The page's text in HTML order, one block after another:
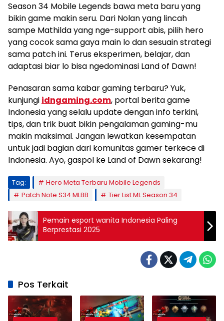
Season 34 Mobile Legends bawa meta baru yang
bikin game makin seru. Dari Nolan yang lincah
sampe Mathilda yang nge-support abis, pilih hero
yang cocok sama gaya main lo dan sesuain strategi
sama patch ini. Terus eksperimen, belajar, dan
adaptasi biar lo bisa ngedominasi Land of Dawn!
Penasaran sama kabar gaming terbaru? Yuk,
kunjungi idngaming.com, portal berita game
Indonesia yang selalu update dengan info terkini,
tips, dan trik buat bikin pengalaman gaming-mu
makin maksimal. Jangan lewatkan kesempatan
untuk jadi bagian dari komunitas gamer terkece di
Indonesia. Ayo, gaspol ke Land of Dawn sekarang!
Tag:
Hero Meta Terbaru Mobile Legends
Patch Note S34 MLBB
Tier List ML Season 34
Pemain esport wanita Indonesia Paling
Berprestasi 2025
Pos Terkait